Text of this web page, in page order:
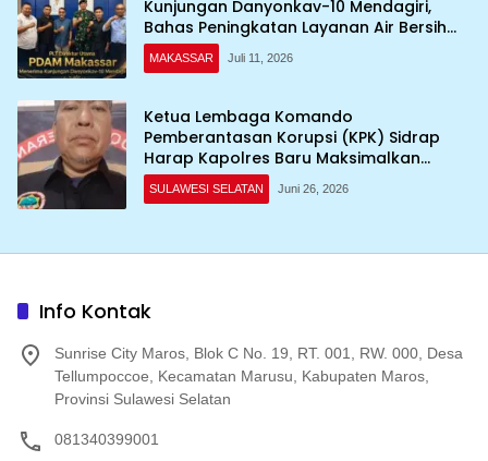
Kunjungan Danyonkav-10 Mendagiri,
Bahas Peningkatan Layanan Air Bersih
Asrama
MAKASSAR Juli 11, 2026
Ketua Lembaga Komando
Pemberantasan Korupsi (KPK) Sidrap
Harap Kapolres Baru Maksimalkan
Penanganan Kasus
SULAWESI SELATAN Juni 26, 2026
Info Kontak
Sunrise City Maros, Blok C No. 19, RT. 001, RW. 000, Desa
Tellumpoccoe, Kecamatan Marusu, Kabupaten Maros,
Provinsi Sulawesi Selatan
081340399001